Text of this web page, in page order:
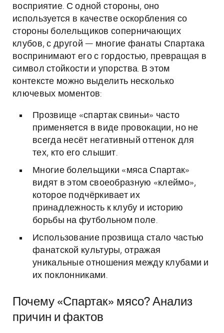
восприятие. С одной стороны, оно
используется в качестве оскорбления со
стороны болельщиков соперничающих
клубов, с другой — многие фанаты Спартака
воспринимают его с гордостью, превращая в
символ стойкости и упорства. В этом
контексте можно выделить несколько
ключевых моментов:
Прозвище «спартак свиньи» часто
применяется в виде провокации, но не
всегда несёт негативный оттенок для
тех, кто его слышит.
Многие болельщики «мяса Спартак»
видят в этом своеобразную «клеймо»,
которое подчёркивает их
принадлежность к клубу и историю
борьбы на футбольном поле.
Использование прозвища стало частью
фанатской культуры, отражая
уникальные отношения между клубами и
их поклонниками.
Почему «Спартак» мясо? Анализ
причин и фактов